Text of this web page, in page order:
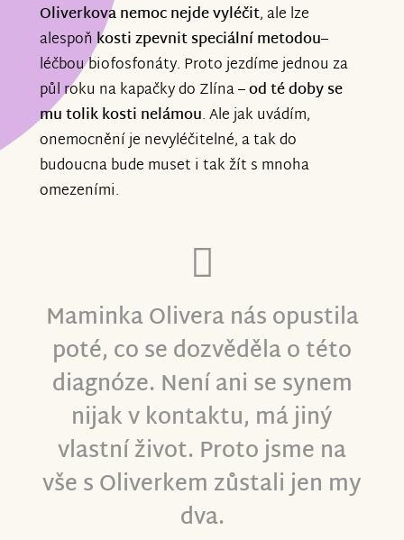
Oliverkova nemoc nejde vyléčit, ale lze
alespoň kosti zpevnit speciální metodou–
léčbou biofosfonáty. Proto jezdíme jednou za
půl roku na kapačky do Zlína– od té doby se
mu tolik kosti nelámou. Ale jak uvádím,
onemocnění je nevyléčitelné, a tak do
budoucna bude muset i tak žít s mnoha
omezeními.
Maminka Olivera nás opustila
poté, co se dozvěděla o této
diagnóze. Není ani se synem
nijak v kontaktu, má jiný
vlastní život. Proto jsme na
vše s Oliverkem zůstali jen my
dva.